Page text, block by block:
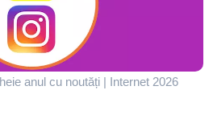
anul cu noutăți | Internet 2026